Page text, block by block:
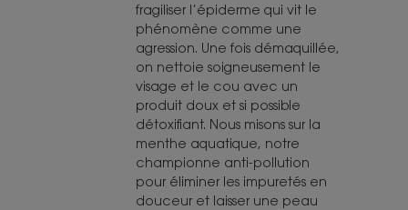
fragiliser l’épiderme qui vit le
phénomène comme une
agression. Une fois démaquillée,
on nettoie soigneusement le
visage et le cou avec un
produit doux et si possible
détoxifiant. Nous misons sur la
menthe aquatique, notre
championne anti-pollution
pour éliminer les impuretés en
douceur et laisser une peau